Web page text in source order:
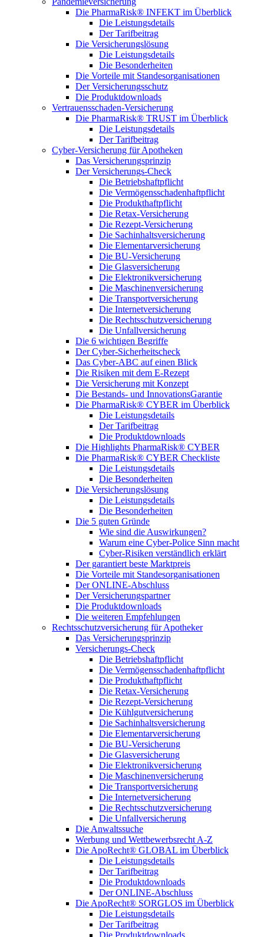
Die PharmaRisk® INFEKT im Überblick
Die Leistungsdetails
Der Tarifbeitrag
Die Versicherungslösung
Die Leistungsdetails
Die Besonderheiten
Die Vorteile mit Standesorganisationen
Der Versicherungsschutz
Die Produktdownloads
Vertrauensschaden-Versicherung
Die PharmaRisk® TRUST im Überblick
Die Leistungsdetails
Der Tarifbeitrag
Cyber-Versicherung für Apotheken
Das Versicherungsprinzip
Der Versicherungs-Check
Die Betriebshaftpflicht
Die Vermögensschadenhaftpflicht
Die Produkthaftpflicht
Die Retax-Versicherung
Die Rezept-Versicherung
Die Sachinhaltsversicherung
Die Elementarversicherung
Die BU-Versicherung
Die Glasversicherung
Die Elektronikversicherung
Die Maschinenversicherung
Die Transportversicherung
Die Internetversicherung
Die Rechtsschutzversicherung
Die Unfallversicherung
Die 6 wichtigen Begriffe
Der Cyber-Sicher­heits­check
Das Cyber-ABC auf einen Blick
Die Risiken mit dem E-Rezept
Die Versicherung mit Konzept
Die Bestands- und InnovationsGarantie
Die PharmaRisk® CYBER im Überblick
Die Leistungsdetails
Der Tarifbeitrag
Die Produktdownloads
Die Highlights PharmaRisk® CYBER
Die PharmaRisk® CYBER Checkliste
Die Leistungsdetails
Die Besonderheiten
Die Versicherungslösung
Die Leistungsdetails
Die Besonderheiten
Die 5 guten Gründe
Wie sind die Auswirkungen?
Warum eine Cyber-Police Sinn macht
Cyber-Risiken verständlich erklärt
Der garantiert beste Marktpreis
Die Vorteile mit Standesorganisationen
Der ONLINE-Abschluss
Der Versicherungspartner
Die Produktdownloads
Die weiteren Empfehlungen
Rechtsschutzversicherung für Apotheker
Das Versicherungsprinzip
Versicherungs-Check
Die Betriebshaftpflicht
Die Vermögensschadenhaftpflicht
Die Produkthaftpflicht
Die Retax-Versicherung
Die Rezept-Versicherung
Die Kühlgutversicherung
Die Sachinhaltsversicherung
Die Elementarversicherung
Die BU-Versicherung
Die Glasversicherung
Die Elektronikversicherung
Die Maschinenversicherung
Die Transportversicherung
Die Internetversicherung
Die Rechtsschutzversicherung
Die Unfallversicherung
Die Anwaltssuche
Werbung und Wettbewerbsrecht A-Z
Die ApoRecht® GLOBAL im Überblick
Die Leistungsdetails
Der Tarifbeitrag
Die Produktdownloads
Der ONLINE-Abschluss
Die ApoRecht® SORGLOS im Überblick
Die Leistungsdetails
Der Tarifbeitrag
Die Produktdownloads